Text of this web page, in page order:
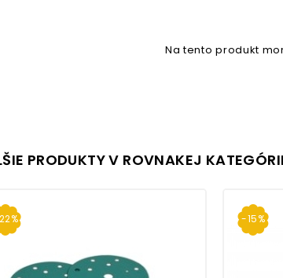
Na tento produkt
PRODUKTY V ROVNAKEJ
-15%